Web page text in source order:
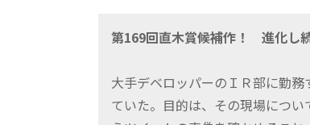
第169回直木賞候補作！ 進化し
大手デベロッパーのＩＲ部に勤
ていた。目的は、その現場につ